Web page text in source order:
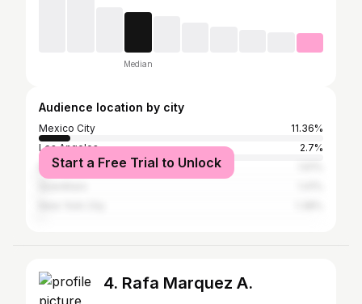
Median
Audience location by city
Mexico City
11.36%
Los Angeles
2.7%
Monterrey
Start a Free Trial to Unlock
4. Rafa Marquez A.